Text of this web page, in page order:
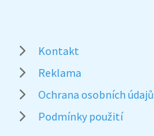
Kontakt
Reklama
Ochrana osobních údajů
Podmínky použití